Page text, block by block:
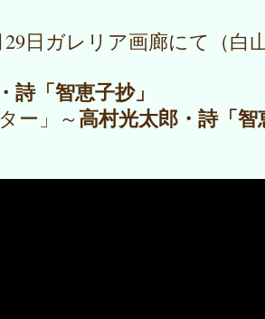
29日ガレリア画廊にて（白
詩「智恵子抄」
ー」～高村光太郎・詩「智